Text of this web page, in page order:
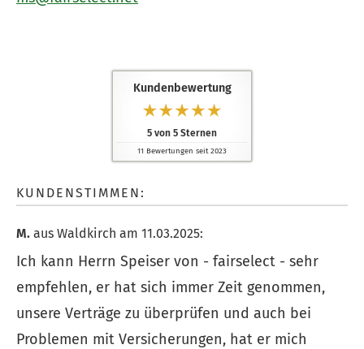
Kundenbewertung
5 von 5 Sternen
11 Bewertungen seit 2023
KUNDENSTIMMEN:
M. aus Waldkirch am 11.03.2025:
Ich kann Herrn Speiser von - fairselect - sehr
empfehlen, er hat sich immer Zeit genommen,
unsere Verträge zu überprüfen und auch bei
Problemen mit Versicherungen, hat er mich